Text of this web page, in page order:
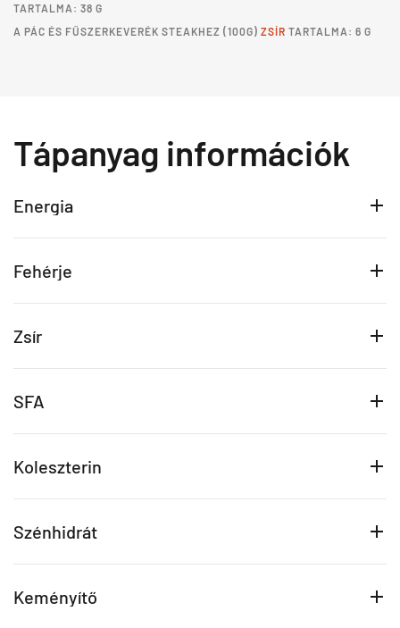
TARTALMA: 38 G
A PÁC ÉS FŰSZERKEVERÉK STEAKHEZ (100G) ZSÍR TARTALMA: 6 G
Tápanyag információk
Energia
Fehérje
Zsír
SFA
Koleszterin
Szénhidrát
Keményítő